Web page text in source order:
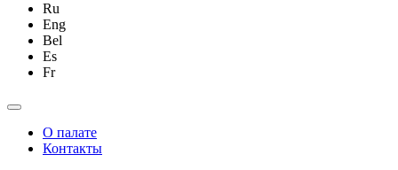
Ru
Eng
Bel
Es
Fr
О палате
Контакты